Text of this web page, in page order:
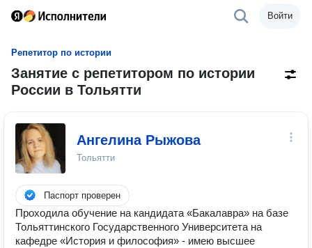
Войти
Репетитор по истории
Занятие с репетитором по истории
России в Тольятти
Ангелина Рыжова
Тольятти
Паспорт проверен
Проходила обучение на кандидата «Бакалавра» на базе
Тольяттинского Государственного Университета на
кафедре «История и философия» - имею высшее